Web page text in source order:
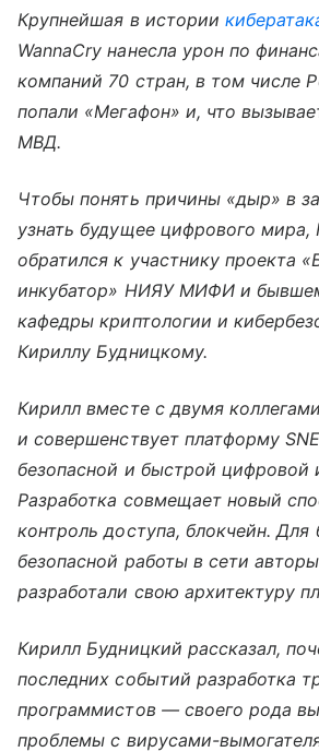
Крупнейшая в истории
WannaCry нанесла урон по
компаний 70 стран, в том числе
попали «Мегафон» и, что
МВД.
Чтобы понять причины «дыр» в
узнать будущее цифрового мира,
обратился к участнику проекта
инкубатор» НИЯУ МИФИ и
кафедры криптологии и
Кириллу Будницкому.
Кирилл вместе с двумя
и совершенствует платформу
безопасной и быстрой цифровой
Разработка совмещает новый
контроль доступа, блокчейн. Для
безопасной работы в сети
разработали свою архитектуру
Кирилл Будницкий рассказал,
последних событий разработка
программистов — своего рода
проблемы с вирусами-